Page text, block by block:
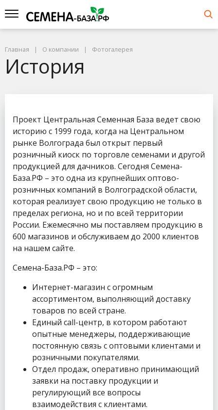
Главная О компании Фотогалерея
История
Проект Центральная Семенная База ведет свою
историю с 1999 года, когда на Центральном
рынке Волгограда был открыт первый
розничный киоск по торговле семенами и другой
продукцией для дачников. Сегодня Семена-
База.РФ – это одна из крупнейших оптово-
розничных компаний в Волгоградской области,
которая реализует свою продукцию не только в
пределах региона, но и по всей территории
России. Ежемесячно мы поставляем продукцию в
600 магазинов и обслуживаем до 2000 клиентов
на нашем сайте.
Семена-База.РФ – это:
Интернет-магазин с огромным
ассортиментом, выполняющий доставку
товаров по всей стране.
Единый call-центр, в котором работают
опытные менеджеры, поддерживающие
постоянную связь с оптовыми клиентами и
розничными покупателями.
Отдел продаж, оперативно принимающий
заявки на поставку продукции и
регулирующий все вопросы
взаимодействия с клиентами.